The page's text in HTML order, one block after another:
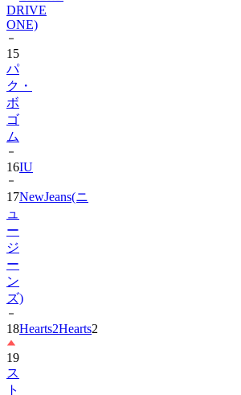
DRIVE
ONE)
15
パ
ク・
ボ
ゴ
ム
16IU
17NewJeans(ニ
ュ
ー
ジ
ー
ン
ズ)
18Hearts2Hearts2
19
ス
ト